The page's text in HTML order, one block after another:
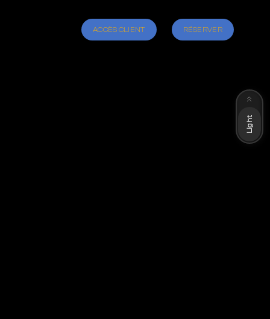
ACCÈS CLIENT RÉSERVER
Light
Dark